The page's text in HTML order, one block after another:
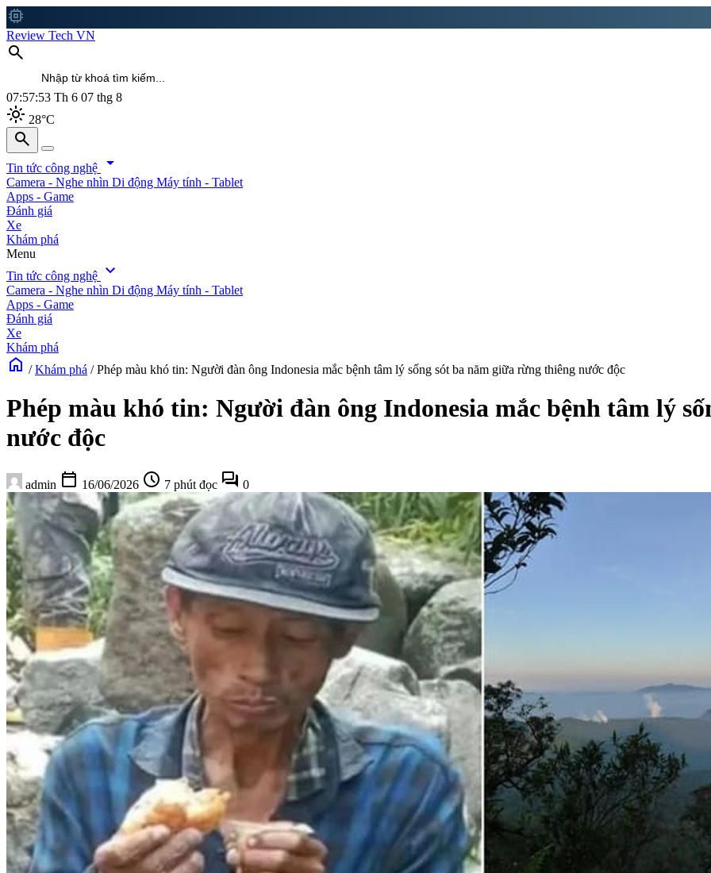
memory
Review Tech VN
search
07:57:55 Th 6 07 thg 8
light_mode 28°C
search
search
Tin tức công nghệ arrow_drop_down
Camera - Nghe nhìn Di động Máy tính - Tablet
Apps - Game
Đánh giá
Xe
Khám phá
Menu
Tin tức công nghệ expand_more
Camera - Nghe nhìn Di động Máy tính - Tablet
Apps - Game
Đánh giá
Xe
Khám phá
home / Khám phá / Phép màu khó tin: Người đàn ông Indonesia mắc bệnh tâm lý sống sót ba năm giữa rừng thiêng nước độc
Phép màu khó tin: Người đàn ông Indonesia mắc bệnh tâm lý
nước độc
admin calendar_today 16/06/2026 schedule 7 phút đọc forum 0